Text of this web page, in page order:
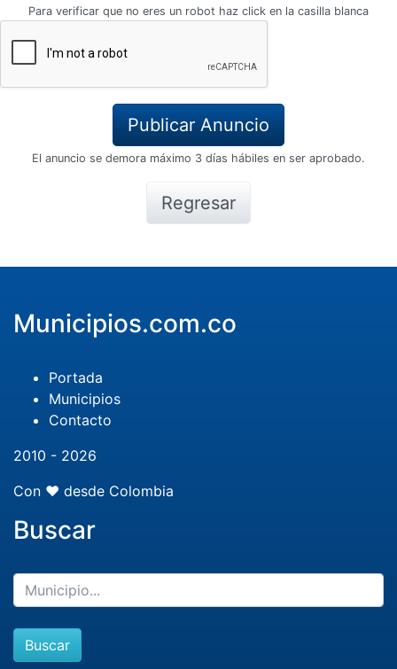
Para verificar que no eres un robot haz click en la casilla blanca
El anuncio se demora máximo 3 días hábiles en ser aprobado.
Regresar
Municipios.com.co
Portada
Municipios
Contacto
2010 - 2026
Con ❤️ desde Colombia
Buscar
Buscar